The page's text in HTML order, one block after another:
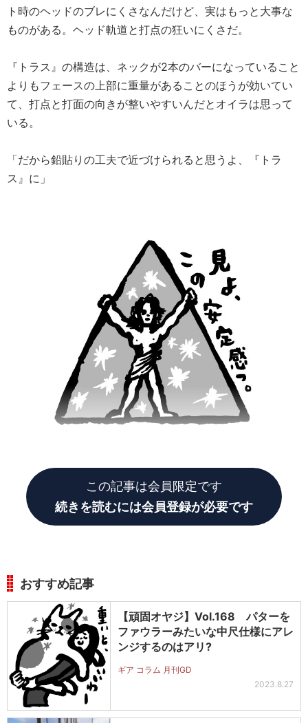
ト時のヘッドのブレにくさなんだけど、実はもっと大事な
ものがある。ヘッド軌道と打点の狂いにくさだ。
『トラス』の構造は、ネックが2本のバーになっていること
よりもフェースの上部に重量があることのほうが効いてい
て、打点と打面の向きが整いやすいんだとオイラは思って
いる。
「だから鉛貼りの工夫で近づけられると思うよ、『トラ
ス』に」
この記事は会員限定です
続きを読むには会員登録が必要です
おすすめ記事
【頑固オヤジ】Vol.168 パターを
ファウラーみたいな中尺仕様にアレ
ンジするのはアリ?
ギア コラム 月刊GD
2023.8.27